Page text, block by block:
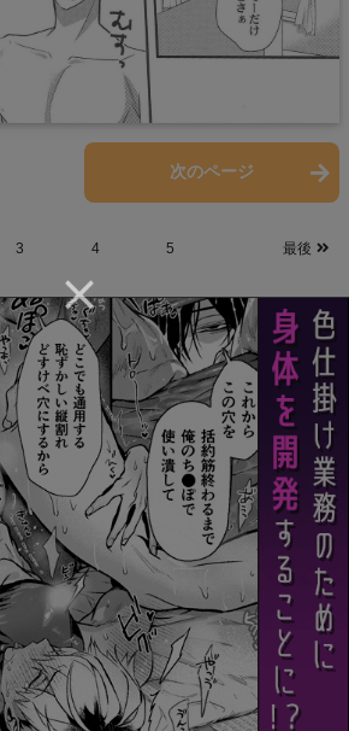
次のページ
3 4 5 最後